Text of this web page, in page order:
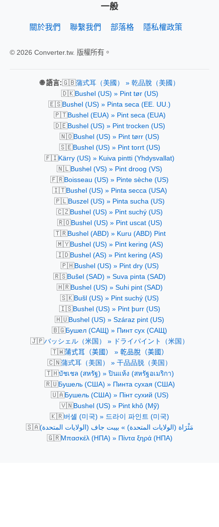
一般
關於我們 聯繫我們 部落格 隱私權政策
© 2026 Converter.tw. 版權所有。
🌐 語言:🇬🇧蒲式耳（美國） » 乾品脫（美國）
🇩🇰Bushel (US) » Pint tør (US)
🇪🇸Bushel (US) » Pinta seca (EE. UU.)
🇵🇹Bushel (EUA) » Pint seca (EUA)
🇩🇪Bushel (US) » Pint trocken (US)
🇳🇴Bushel (US) » Pint tørr (US)
🇸🇪Bushel (US) » Pint torrt (US)
🇫🇮Kärry (US) » Kuiva pintti (Yhdysvallat)
🇳🇱Bushel (VS) » Pint droog (VS)
🇫🇷Boisseau (US) » Pinte sèche (US)
🇮🇹Bushel (US) » Pinta secca (USA)
🇵🇱Buszel (US) » Pinta sucha (US)
🇨🇿Bushel (US) » Pint suchý (US)
🇷🇴Bushel (US) » Pint uscat (US)
🇹🇷Bushel (ABD) » Kuru (ABD) Pint
🇲🇾Bushel (US) » Pint kering (AS)
🇮🇩Bushel (AS) » Pint kering (AS)
🇵🇭Bushel (US) » Pint dry (US)
🇷🇸Bušel (SAD) » Suva pinta (SAD)
🇭🇷Bushel (US) » Suhi pint (SAD)
🇸🇰Bušl (US) » Pint suchý (US)
🇮🇸Bushel (US) » Pint þurr (US)
🇭🇺Bushel (US) » Száraz pint (US)
🇧🇬Бушел (САЩ) » Пинт сух (САЩ)
🇯🇵バッシェル（米国） » ドライパイント（米国）
🇹🇼蒲式耳（美國） » 乾品脫（美國）
🇨🇳蒲式耳（美国） » 干品品脱（美国）
🇹🇭บัชเชล (สหรัฐ) » ปินแห้ง (สหรัฐอเมริกา)
🇷🇺Бушель (США) » Пинта сухая (США)
🇺🇦Бушель (США) » Пінт сухий (US)
🇻🇳Bushel (US) » Pint khô (Mỹ)
🇰🇷버셸 (미국) » 드라이 파인트 (미국)
🇸🇦مَئْرَاة (الولايات المتحدة) » بيبت جاف (الولايات المتحدة)
🇬🇷Μπασκέλ (ΗΠΑ) » Πίντα ξηρά (ΗΠΑ)